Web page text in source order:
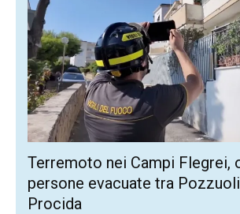
Terremoto nei Campi Flegrei,
persone evacuate tra
Procida